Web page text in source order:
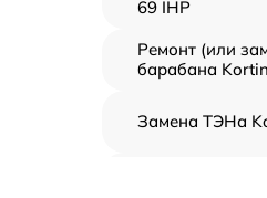
69 IHP
Ремонт (или
барабана
Замена ТЭНа